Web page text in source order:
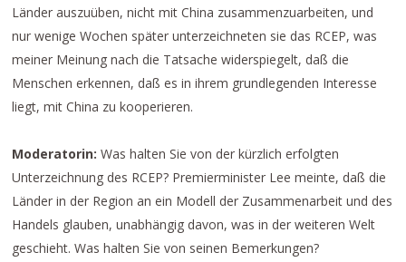
Länder auszuüben, nicht mit China zusammenzuarbeiten, und
nur wenige Wochen später unterzeichneten sie das RCEP, was
meiner Meinung nach die Tatsache widerspiegelt, daß die
Menschen erkennen, daß es in ihrem grundlegenden Interesse
liegt, mit China zu kooperieren.
Moderatorin: Was halten Sie von der kürzlich erfolgten
Unterzeichnung des RCEP? Premierminister Lee meinte, daß die
Länder in der Region an ein Modell der Zusammenarbeit und des
Handels glauben, unabhängig davon, was in der weiteren Welt
geschieht. Was halten Sie von seinen Bemerkungen?